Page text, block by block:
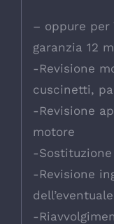
– oppure per
garanzia 12
-Revisione
cuscinetti,
-Revisione
motore
-
-Revisione
-